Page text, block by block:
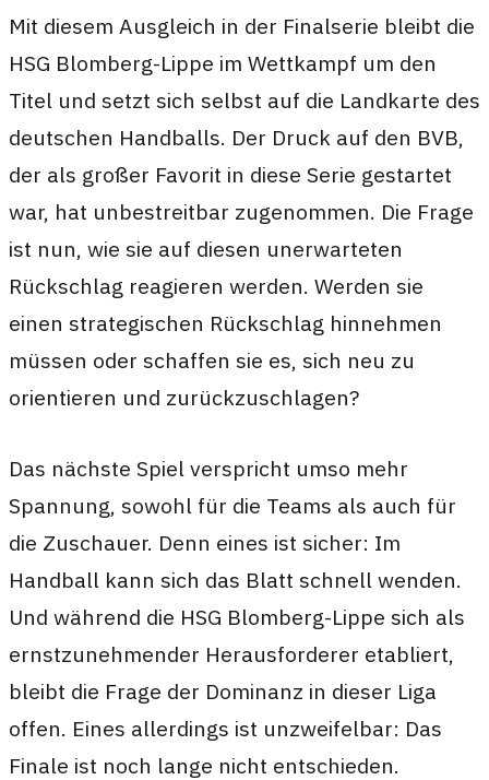
Mit diesem Ausgleich in der Finalserie bleibt die
HSG Blomberg-Lippe im Wettkampf um den
Titel und setzt sich selbst auf die Landkarte des
deutschen Handballs. Der Druck auf den BVB,
der als großer Favorit in diese Serie gestartet
war, hat unbestreitbar zugenommen. Die Frage
ist nun, wie sie auf diesen unerwarteten
Rückschlag reagieren werden. Werden sie
einen strategischen Rückschlag hinnehmen
müssen oder schaffen sie es, sich neu zu
orientieren und zurückzuschlagen?
Das nächste Spiel verspricht umso mehr
Spannung, sowohl für die Teams als auch für
die Zuschauer. Denn eines ist sicher: Im
Handball kann sich das Blatt schnell wenden.
Und während die HSG Blomberg-Lippe sich als
ernstzunehmender Herausforderer etabliert,
bleibt die Frage der Dominanz in dieser Liga
offen. Eines allerdings ist unzweifelbar: Das
Finale ist noch lange nicht entschieden.